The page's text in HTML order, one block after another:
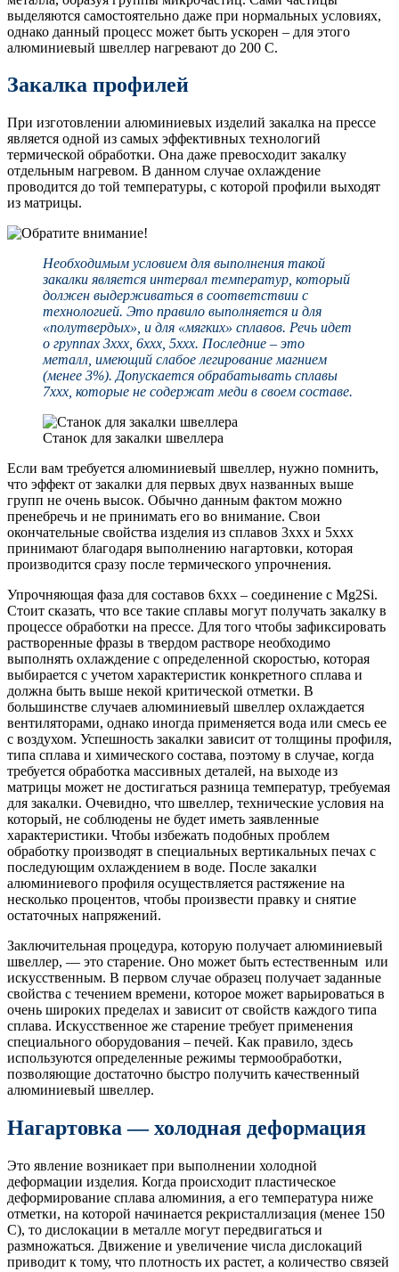
выделяются самостоятельно даже при нормальных условиях,
однако данный процесс может быть ускорен – для этого
алюминиевый швеллер нагревают до 200 С.
Закалка профилей
При изготовлении алюминиевых изделий закалка на прессе
является одной из самых эффективных технологий
термической обработки. Она даже превосходит закалку
отдельным нагревом. В данном случае охлаждение
проводится до той температуры, с которой профили выходят
из матрицы.
Необходимым условием для выполнения такой
закалки является интервал температур, который
должен выдерживаться в соответствии с
технологией. Это правило выполняется и для
«полутвердых», и для «мягких» сплавов. Речь идет
о группах 3ххх, 6ххх, 5ххх. Последние – это
металл, имеющий слабое легирование магнием
(менее 3%). Допускается обрабатывать сплавы
7ххх, которые не содержат меди в своем составе.
Станок для закалки швеллера
Если вам требуется алюминиевый швеллер, нужно помнить,
что эффект от закалки для первых двух названных выше
групп не очень высок. Обычно данным фактом можно
пренебречь и не принимать его во внимание. Свои
окончательные свойства изделия из сплавов 3ххх и 5ххх
принимают благодаря выполнению нагартовки, которая
производится сразу после термического упрочнения.
Упрочняющая фаза для составов 6ххх – соединение с Mg2Si.
Стоит сказать, что все такие сплавы могут получать закалку в
процессе обработки на прессе. Для того чтобы зафиксировать
растворенные фразы в твердом растворе необходимо
выполнять охлаждение с определенной скоростью, которая
выбирается с учетом характеристик конкретного сплава и
должна быть выше некой критической отметки. В
большинстве случаев алюминиевый швеллер охлаждается
вентиляторами, однако иногда применяется вода или смесь ее
с воздухом. Успешность закалки зависит от толщины профиля,
типа сплава и химического состава, поэтому в случае, когда
требуется обработка массивных деталей, на выходе из
матрицы может не достигаться разница температур, требуемая
для закалки. Очевидно, что швеллер, технические условия на
который, не соблюдены не будет иметь заявленные
характеристики. Чтобы избежать подобных проблем
обработку производят в специальных вертикальных печах с
последующим охлаждением в воде. После закалки
алюминиевого профиля осуществляется растяжение на
несколько процентов, чтобы произвести правку и снятие
остаточных напряжений.
Заключительная процедура, которую получает алюминиевый
швеллер, — это старение. Оно может быть естественным или
искусственным. В первом случае образец получает заданные
свойства с течением времени, которое может варьироваться в
очень широких пределах и зависит от свойств каждого типа
сплава. Искусственное же старение требует применения
специального оборудования – печей. Как правило, здесь
используются определенные режимы термообработки,
позволяющие достаточно быстро получить качественный
алюминиевый швеллер.
Нагартовка — холодная деформация
Это явление возникает при выполнении холодной
деформации изделия. Когда происходит пластическое
деформирование сплава алюминия, а его температура ниже
отметки, на которой начинается рекристаллизация (менее 150
С), то дислокации в металле могут передвигаться и
размножаться. Движение и увеличение числа дислокаций
приводит к тому, что плотность их растет, а количество связей